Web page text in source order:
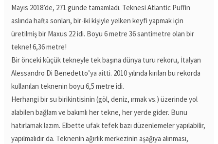
Mayıs 2018’de, 271 günde tamamladı. Teknesi Atlantic Puffin
aslında hafta sonları, bir-iki kişiyle yelken keyfi yapmak için
üretilmiş bir Maxus 22 idi. Boyu 6 metre 36 santimetre olan bir
tekne! 6,36 metre!
Bir önceki küçük tekneyle tek başına dünya turu rekoru, İtalyan
Alessandro Di Benedetto’ya aitti. 2010 yılında kırılan bu rekorda
kullanılan teknenin boyu 6,5 metre idi.
Herhangi bir su birikintisinin (göl, deniz, ırmak vs.) üzerinde yol
alabilen bağlam ve bakımlı her tekne, her yerde gider. Bunu
hatırlamak lazım. Elbette ufak tefek bazı düzenlemeler yapılabilir,
yapılmalıdır da. Teknenin ağırlık merkezinin aşağıya alınması,